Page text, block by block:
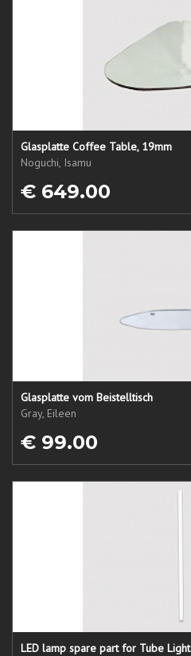
Glasplatte Coffee Table, 19mm
Noguchi, Isamu
€ 649.00
Glasplatte vom Beistelltisch
Gray, Eileen
€ 99.00
LED lamp spare part for Tube Light